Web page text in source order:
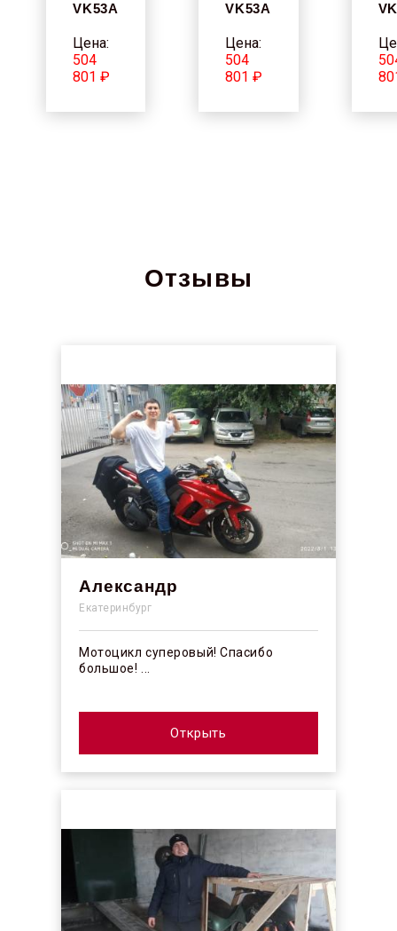
VK53A
Цена:
504
801 ₽
VK53A
Цена:
504
801 ₽
Отзывы
Александр
Екатеринбург
Мотоцикл суперовый! Спасибо
большое! ...
Открыть